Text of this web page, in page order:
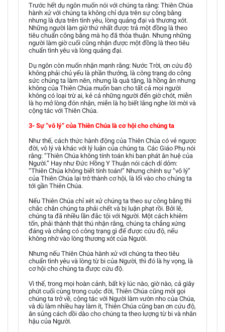
Trước hết dụ ngôn muốn nói với chúng ta rằng: Thiên Chúa
hành xử với chúng ta không chỉ dựa trên sự công bằng
nhưng là dựa trên tình yêu, lòng quảng đại và thương xót.
Những người làm giờ thứ nhất được trả một đồng là theo
tiêu chuẩn công bằng mà họ đã thỏa thuận. Nhưng những
người làm giờ cuối cũng nhận được một đồng là theo tiêu
chuẩn tình yêu và lòng quảng đại.
Dụ ngôn còn muốn nhận mạnh rằng: Nước Trời, ơn cứu độ
không phải chủ yếu là phần thưởng, là công trạng do công
sức chúng ta làm nên, nhưng là quà tặng, là hồng ân nhưng
không của Thiên Chúa muốn ban cho tất cả mọi người
không có loại trừ ai, kẻ cả những người đến giờ chót, miễn
là họ mở lòng đón nhận, miễn là họ biết lắng nghe lời mời và
cộng tác với Thiên Chúa.
3- Sự “vô lý” của Thiên Chúa là cơ hội cho chúng ta
Như thế, cách thức hành động của Thiên Chúa có vẻ ngược
đời, vô lý và khác với lý luận của chúng ta. Các Giáo Phụ nói
rằng: “Thiên Chúa không tính toán khi ban phát ân huệ của
Người.” Hay như Đức Hồng Y Thuận nói cách dí dỏm:
“Thiên Chúa không biết tính toán!” Nhưng chính sự “vô lý”
của Thiên Chúa lại trở thành cơ hội, là lối vào cho chúng ta
tới gần Thiên Chúa.
Nếu Thiên Chúa chỉ xét xử chúng ta theo sự công bằng thì
chắc chắn chúng ta phải chết và bị luận phạt rồi. Bởi lẽ,
chúng ta đã nhiều lần đắc tội với Người. Một cách khiêm
tốn, phải thành thật thú nhận rằng, chúng ta chẳng xứng
đáng và chẳng có công trạng gì để được cứu độ, nếu
không nhờ vào lòng thương xót của Người.
Nhưng nếu Thiên Chúa hành xử với chúng ta theo tiêu
chuẩn tình yêu và lòng từ bi của Người, thì đó là hy vọng, là
cơ hội cho chúng ta được cứu độ.
Vì thế, trong mọi hoàn cảnh, bất kỳ lúc nào, giờ nào, cả giây
phút cuối cùng trong cuộc đời, Thiên Chúa cũng mời gọi
chúng ta trở về, cộng tác với Người làm vườn nho của Chúa,
và dù làm nhiều hay làm ít, Thiên Chúa cũng ban ơn cứu độ,
ân sủng cách dồi dào cho chúng ta theo lượng từ bi và nhân
hậu của Người.